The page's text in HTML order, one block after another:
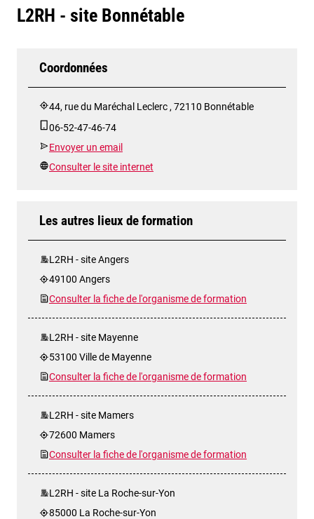
L2RH - site Bonnétable
Coordonnées
44, rue du Maréchal Leclerc , 72110 Bonnétable
06-52-47-46-74
Envoyer un email
Consulter le site internet
Les autres lieux de formation
L2RH - site Angers
49100 Angers
Consulter la fiche de l'organisme de formation
L2RH - site Mayenne
53100 Ville de Mayenne
Consulter la fiche de l'organisme de formation
L2RH - site Mamers
72600 Mamers
Consulter la fiche de l'organisme de formation
L2RH - site La Roche-sur-Yon
85000 La Roche-sur-Yon